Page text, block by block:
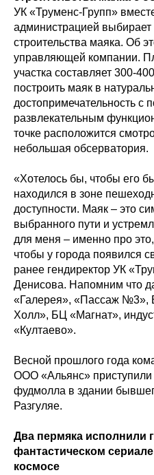
УК «Труменс-Групп»
администрацией
строительства маяка. Об
управляющей компании.
участка составляет 300-
построить маяк в
достопримечательность с
развлекательным
точке расположится
небольшая обсерватория.
«Хотелось бы, чтобы его
находился в зоне
доступности. Маяк – это
выбранного пути и
для меня – именно про
чтобы у города появился
ранее гендиректор УК
Денисова. Напомним что
«Галерея», «Пассаж №3»,
Холл», БЦ «Магнат»,
«Култаево».
Весной прошлого года
ООО «Альянс» приступили
фудмолла в здании
Разгуляе.
Два пермяка исполнили
фантастическом
космосе